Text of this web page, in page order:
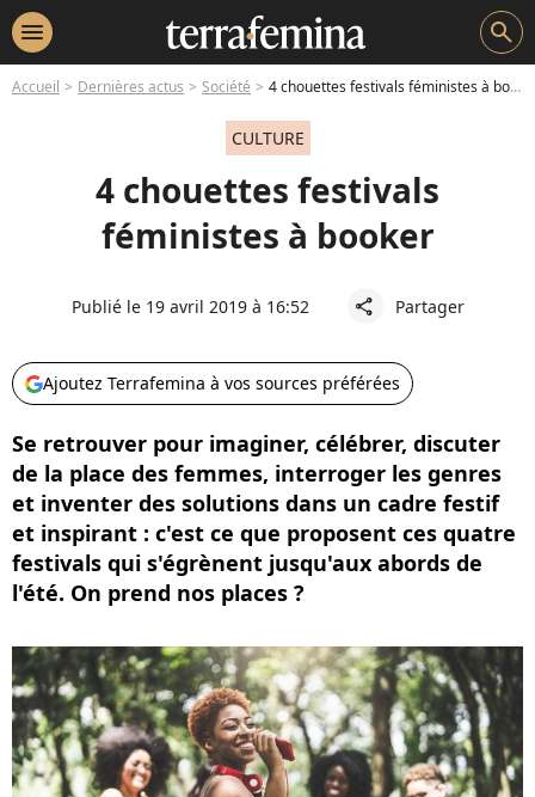
menu search
Accueil Dernières actus Société 4 chouettes festivals féministes à booker
CULTURE
4 chouettes festivals
féministes à booker
Publié le 19 avril 2019 à 16:52 share Partager
Ajoutez Terrafemina à vos sources préférées
Se retrouver pour imaginer, célébrer, discuter
de la place des femmes, interroger les genres
et inventer des solutions dans un cadre festif
et inspirant : c'est ce que proposent ces quatre
festivals qui s'égrènent jusqu'aux abords de
l'été. On prend nos places ?